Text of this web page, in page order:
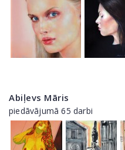
Abiļevs Māris
piedāvājumā 65 darbi